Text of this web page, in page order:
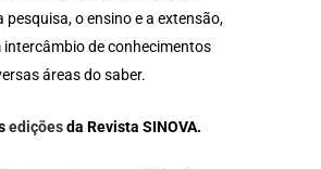
pesquisa, o ensino e a extensão,
intercâmbio de conhecimentos
áreas do saber.
ediçõesda Revista SINOVA.